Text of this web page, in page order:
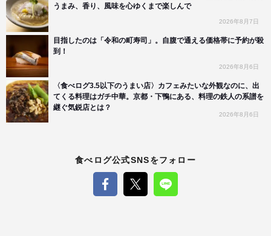
うまみ、香り、風味を心ゆくまで楽しんで
2026年8月7日
目指したのは「令和の町寿司」。自腹で通える価格帯に予約が殺
到！
2026年8月6日
〈食べログ3.5以下のうまい店〉カフェみたいな外観なのに、出
てくる料理はガチ中華。京都・下鴨にある、料理の鉄人の系譜を
継ぐ気鋭店とは？
2026年8月6日
食べログ公式SNSをフォロー